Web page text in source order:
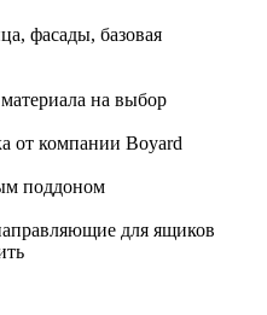
фасады, базовая
на выбор
от компании Boyard
поддоном
для ящиков